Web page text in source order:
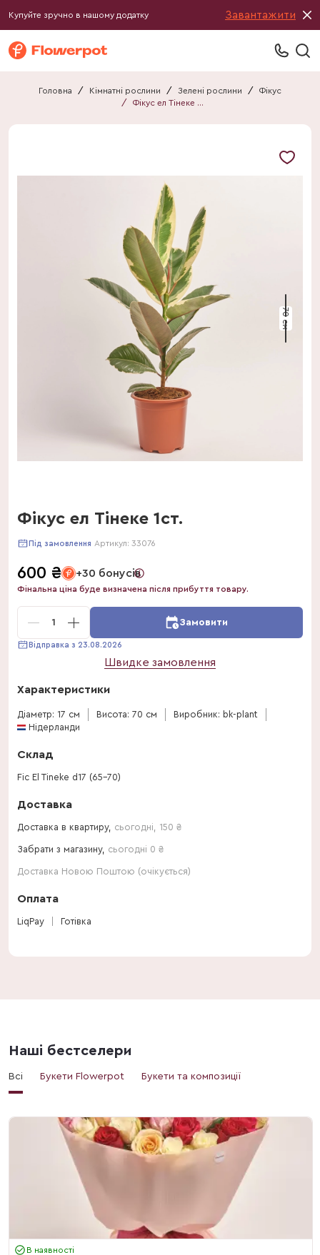
Купуйте зручно в нашому додатку Завантажити
Головна / Кімнатні рослини / Зелені рослини /
Фікус
/
Фікус ел Тінеке 1ст.
70 см
Фікус ел Тінеке 1ст.
Під замовлення Артикул: 33076
600 ₴ +30 бонусів
Фінальна ціна буде визначена після прибуття товару.
1 Замовити
Відправка з 23.08.2026
Швидке замовлення
Характеристики
Діаметр: 17 см Висота: 70 см
Виробник: bk-plant
Нідерланди
Склад
Fic El Tineke d17 (65-70)
Доставка
Доставка в квартиру, сьогодні 150 ₴
Забрати з магазину, сьогодні 0 ₴
Доставка Новою Поштою (очікується)
Оплата
LiqPay Готівка
Наші бестселери
Всі Букети Flowerpot Букети та композиції
В наявності